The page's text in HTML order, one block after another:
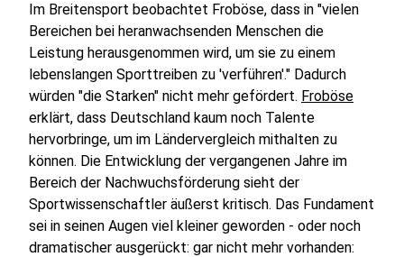
Im Breitensport beobachtet Froböse, dass in "vielen
Bereichen bei heranwachsenden Menschen die
Leistung herausgenommen wird, um sie zu einem
lebenslangen Sporttreiben zu 'verführen'." Dadurch
würden "die Starken" nicht mehr gefördert. Froböse
erklärt, dass Deutschland kaum noch Talente
hervorbringe, um im Ländervergleich mithalten zu
können. Die Entwicklung der vergangenen Jahre im
Bereich der Nachwuchsförderung sieht der
Sportwissenschaftler äußerst kritisch. Das Fundament
sei in seinen Augen viel kleiner geworden - oder noch
dramatischer ausgerückt: gar nicht mehr vorhanden: